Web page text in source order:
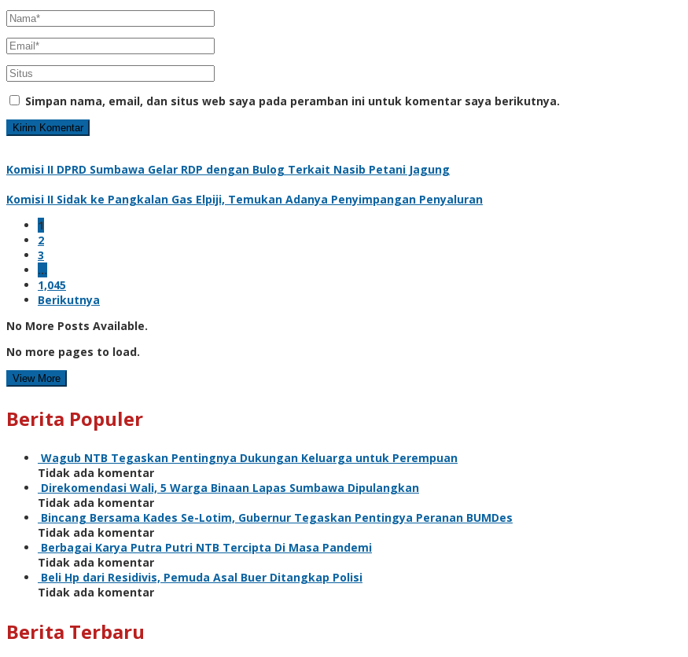
Simpan nama, email, dan situs web saya pada peramban ini untuk komentar saya berikutnya.
Komisi II DPRD Sumbawa Gelar RDP dengan Bulog Terkait Nasib Petani Jagung
Komisi II Sidak ke Pangkalan Gas Elpiji, Temukan Adanya Penyimpangan Penyaluran
1
2
3
…
1,045
Berikutnya
No More Posts Available.
No more pages to load.
View More
Berita Populer
Wagub NTB Tegaskan Pentingnya Dukungan Keluarga untuk Perempuan
Tidak ada komentar
Direkomendasi Wali, 5 Warga Binaan Lapas Sumbawa Dipulangkan
Tidak ada komentar
Bincang Bersama Kades Se-Lotim, Gubernur Tegaskan Pentingya Peranan BUMDes
Tidak ada komentar
Berbagai Karya Putra Putri NTB Tercipta Di Masa Pandemi
Tidak ada komentar
Beli Hp dari Residivis, Pemuda Asal Buer Ditangkap Polisi
Tidak ada komentar
Berita Terbaru